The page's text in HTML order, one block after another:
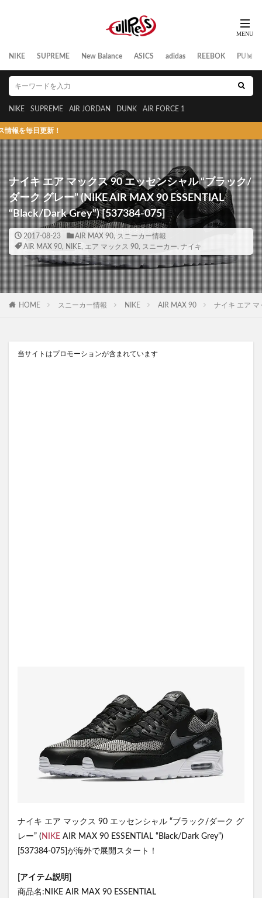
NIKE SUPREME New Balance ASICS adidas REEBOK PUMA
NIKE SUPREME AIR JORDAN DUNK AIR FORCE 1
更新！
ナイキ エア マックス 90 エッセンシャル “ブラック/
ダーク グレー” (NIKE AIR MAX 90 ESSENTIAL
“Black/Dark Grey”) [537384-075]
2017-08-23 AIR MAX 90, スニーカー情報
AIR MAX 90, NIKE, エア マックス 90, スニーカー, ナイキ
HOME スニーカー情報 NIKE AIR MAX 90 ナイキ エア マ
当サイトはプロモーションが含まれています
ナイキ エア マックス 90 エッセンシャル “ブラック/ダーク グ
レー” ( NIKE AIR MAX 90 ESSENTIAL “Black/Dark Grey”)
[537384-075]が海外で展開スタート！
[アイテム説明]
商品名:NIKE AIR MAX 90 ESSENTIAL